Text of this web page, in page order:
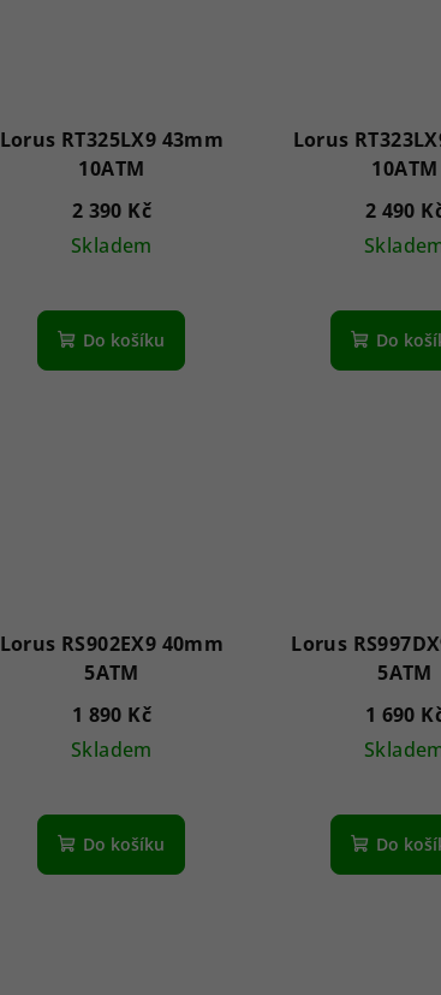
Lorus RT325LX9 43mm
10ATM
2 390 Kč
Skladem
Do košíku
Lorus
10ATM
2 490
Do
Lorus RS902EX9 40mm
5ATM
1 890 Kč
Skladem
Do košíku
Lorus
5ATM
1 690
Do